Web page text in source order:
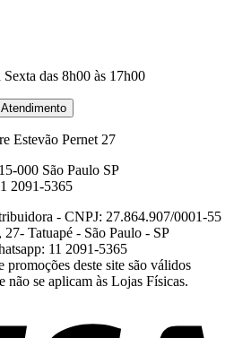
das 8h00 às 17h00
Estevão Pernet 27
000 São Paulo SP
2091-5365
- CNPJ: 27.864.907/0001-55
Tatuapé - São Paulo - SP
11 2091-5365
promoções deste site são válidos
não se aplicam às Lojas Físicas.